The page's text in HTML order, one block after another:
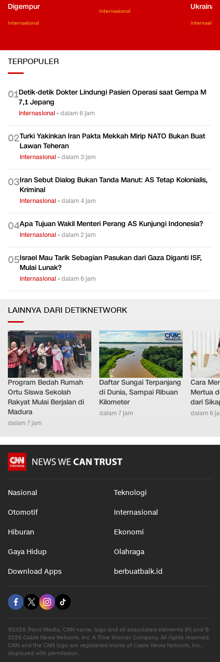
Digempur
Internasional
Internasional
Ukraina
TERPOPULER
01Detik-detik Dokter Lindungi Pasien Operasi saat Gempa M
7,1 Jepang
Internasional •dalam 6 jam
02Turki Yakinkan Iran Pakta Mekkah Mirip NATO Bukan Buat
Lawan Teheran
Internasional •dalam 3 jam
03Iran Sebut Dialog Bukan Tanda Manut: AS Tetap Kolonialis,
Kriminal
Internasional •dalam 4 jam
04Apa Tujuan Wakil Menteri Perang AS Kunjungi Indonesia?
Internasional •dalam 2 jam
05Israel Mau Tarik Sebagian Pasukan dari Gaza Diganti ISF,
Mulai Lunak?
Internasional •dalam 6 jam
LAINNYA DARI DETIKNETWORK
Program Bedah Rumah
Ortu Siswa Sekolah
Rakyat Mulai Berjalan di
Madura
dalam 7 jam
Daftar Sungai Terpanjang
di Dunia, Sampai Ribuan
Kilometer
dalam 7 jam
Cara
Mertua
dari
dalam 6
Nasional Teknologi
Otomotif Internasional
Hiburan Ekonomi
Gaya Hidup Olahraga
Download Apps berbuatbaik.id
©2026 Trans Media, CNN name, logo and all associated elements (R) and ©
2026 Cable News Network, Inc. A Time Warner Company. All rights reserved.
CNN and the CNN logo are registered marks of Cable News Network, Inc.,
displayed with permission.